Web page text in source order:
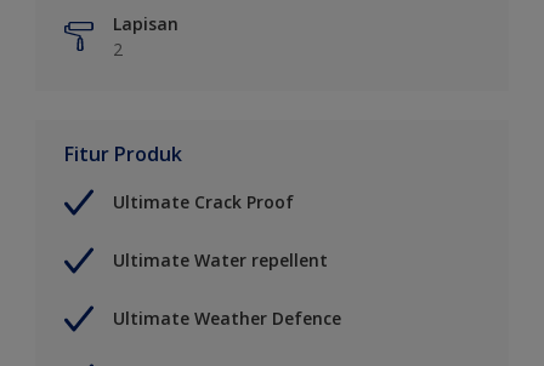
Lapisan
2
Fitur Produk
Ultimate Crack Proof
Ultimate Water repellent
Ultimate Weather Defence